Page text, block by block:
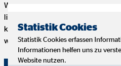
Wenn du genug von einem
lieber selbstständig arbeiten
kompetenten und freundlichen
willst, dann bist du hier genau
Statistik Cookies
Statistik Cookies erfassen
Informationen helfen uns zu
Website nutzen.